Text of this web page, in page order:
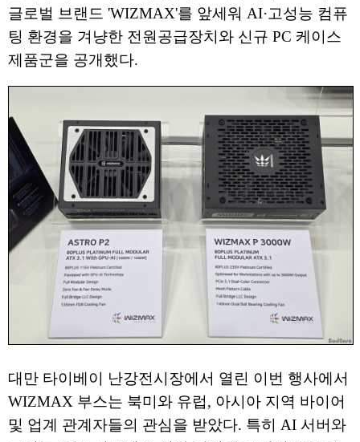
글로벌 브랜드 'WIZMAX'를 앞세워 AI·고성능 컴퓨
팅 환경을 겨냥한 전원공급장치와 신규 PC 케이스
제품군을 공개했다.
대만 타이베이 난강전시장에서 열린 이번 행사에서
WIZMAX 부스는 북미와 유럽, 아시아 지역 바이어
및 업계 관계자들의 관심을 받았다. 특히 AI 서버와